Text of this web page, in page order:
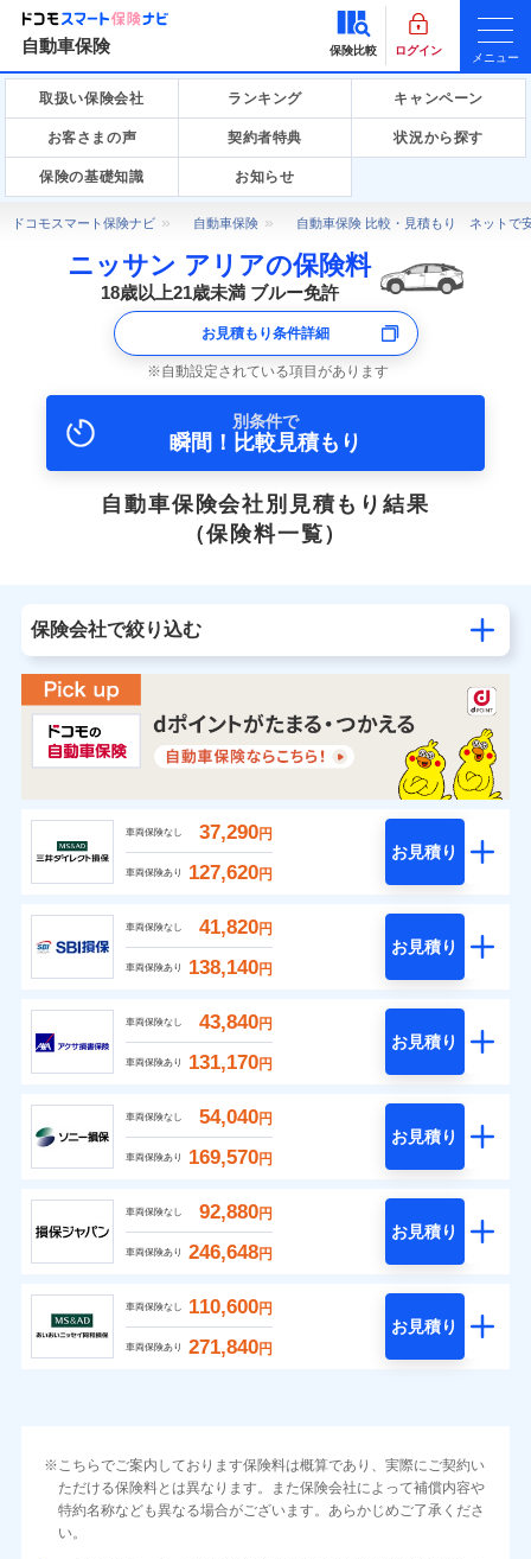
自動車保険 保険比較 ログイン
メニュー
取扱い保険会社 ランキング キャンペーン
お客さまの声 契約者特典 状況から探す
保険の基礎知識 お知らせ
ドコモスマート保険ナビ 自動車保険 自動車保険 比較・見積もり ネットで
ニッサン アリアの保険料
18歳以上21歳未満 ブルー免許
お見積もり条件詳細
自動設定されている項目があります
別条件で
瞬間！比較見積もり
自動車保険会社別見積もり結果
（保険料一覧）
保険会社で絞り込む
車両保険なし 37,290円
車両保険あり 127,620円
お見積り
車両保険なし 41,820円
車両保険あり 138,140円
お見積り
車両保険なし 43,840円
車両保険あり 131,170円
お見積り
車両保険なし 54,040円
車両保険あり 169,570円
お見積り
車両保険なし 92,880円
車両保険あり 246,648円
お見積り
車両保険なし 110,600円
車両保険あり 271,840円
お見積り
こちらでご案内しております保険料は概算であり、実際にご契約い
ただける保険料とは異なります。また保険会社によって補償内容や
特約名称なども異なる場合がございます。あらかじめご了承くださ
い。